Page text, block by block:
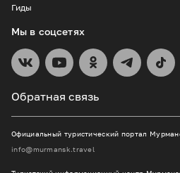
Гиды
Мы в соцсетях
Обратная связь
Официальный туристический портал
info@murmansk.travel